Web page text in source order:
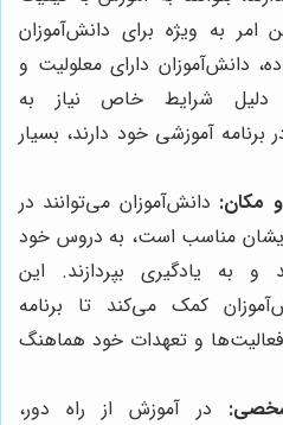
امر به ویژه برای دانش‌آموزان
دانش‌آموزان دارای معلولیت و
دلیل شرایط خاص نیاز به
آموزشی خود دارند، بسیار
مکان: دانش‌آموزان می‌توانند در
مناسب است، به دروس خود
و به یادگیری بپردازند. این
کمک می‌کند تا برنامه
فعالیت‌ها و تعهدات خود هماهنگ
در آموزش از راه دور،